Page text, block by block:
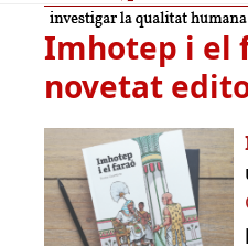
menu
menu
Imhotep i el
novetat